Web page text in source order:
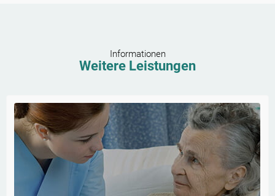
Informationen
Weitere Leistungen